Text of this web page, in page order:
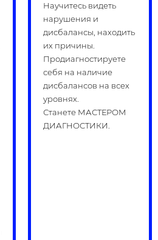
Научитесь видеть
нарушения и
дисбалансы, находить
их причины.
Продиагностируете
себя на наличие
дисбалансов на всех
уровнях.
Станете МАСТЕРОМ
ДИАГНОСТИКИ.